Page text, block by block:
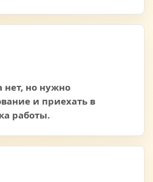
нет, но нужно
и приехать в
работы.